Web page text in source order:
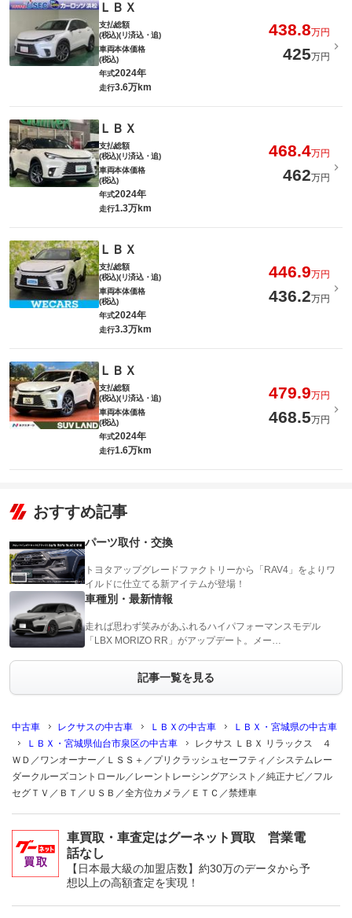
ＬＢＸ
支払総額
(税込)(リ済込・追)
438.8万円
車両本体価格
(税込)
425万円
年式2024年
走行3.6万km
ＬＢＸ
支払総額
(税込)(リ済込・追)
468.4万円
車両本体価格
(税込)
462万円
年式2024年
走行1.3万km
ＬＢＸ
支払総額
(税込)(リ済込・追)
446.9万円
車両本体価格
(税込)
436.2万円
年式2024年
走行3.3万km
ＬＢＸ
支払総額
(税込)(リ済込・追)
479.9万円
車両本体価格
(税込)
468.5万円
年式2024年
走行1.6万km
おすすめ記事
パーツ取付・交換
トヨタアップグレードファクトリーから「RAV4」をよりワ
イルドに仕立てる新アイテムが登場！
車種別・最新情報
走れば思わず笑みがあふれるハイパフォーマンスモデル
「LBX MORIZO RR」がアップデート。メー…
記事一覧を見る
中古車 レクサスの中古車 ＬＢＸの中古車
ＬＢＸ・宮城県の中古車
ＬＢＸ・宮城県仙台市泉区の中古車
レクサス ＬＢＸ リラックス ４
ＷＤ／ワンオーナー／ＬＳＳ＋／プリクラッシュセーフティ／システムレー
ダークルーズコントロール／レーントレーシングアシスト／純正ナビ／フル
セグＴＶ／ＢＴ／ＵＳＢ／全方位カメラ／ＥＴＣ／禁煙車
車買取・車査定はグーネット買取 営業電
話なし
【日本最大級の加盟店数】約30万のデータから予
想以上の高額査定を実現！